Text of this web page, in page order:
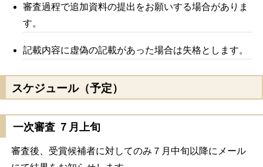
審査過程で追加資料の提出をお願いする場合がありま
す。
記載内容に虚偽の記載があった場合は失格とします。
スケジュール（予定）
一次審査 ７月上旬
審査後、受賞候補者に対してのみ７月中旬以降にメール